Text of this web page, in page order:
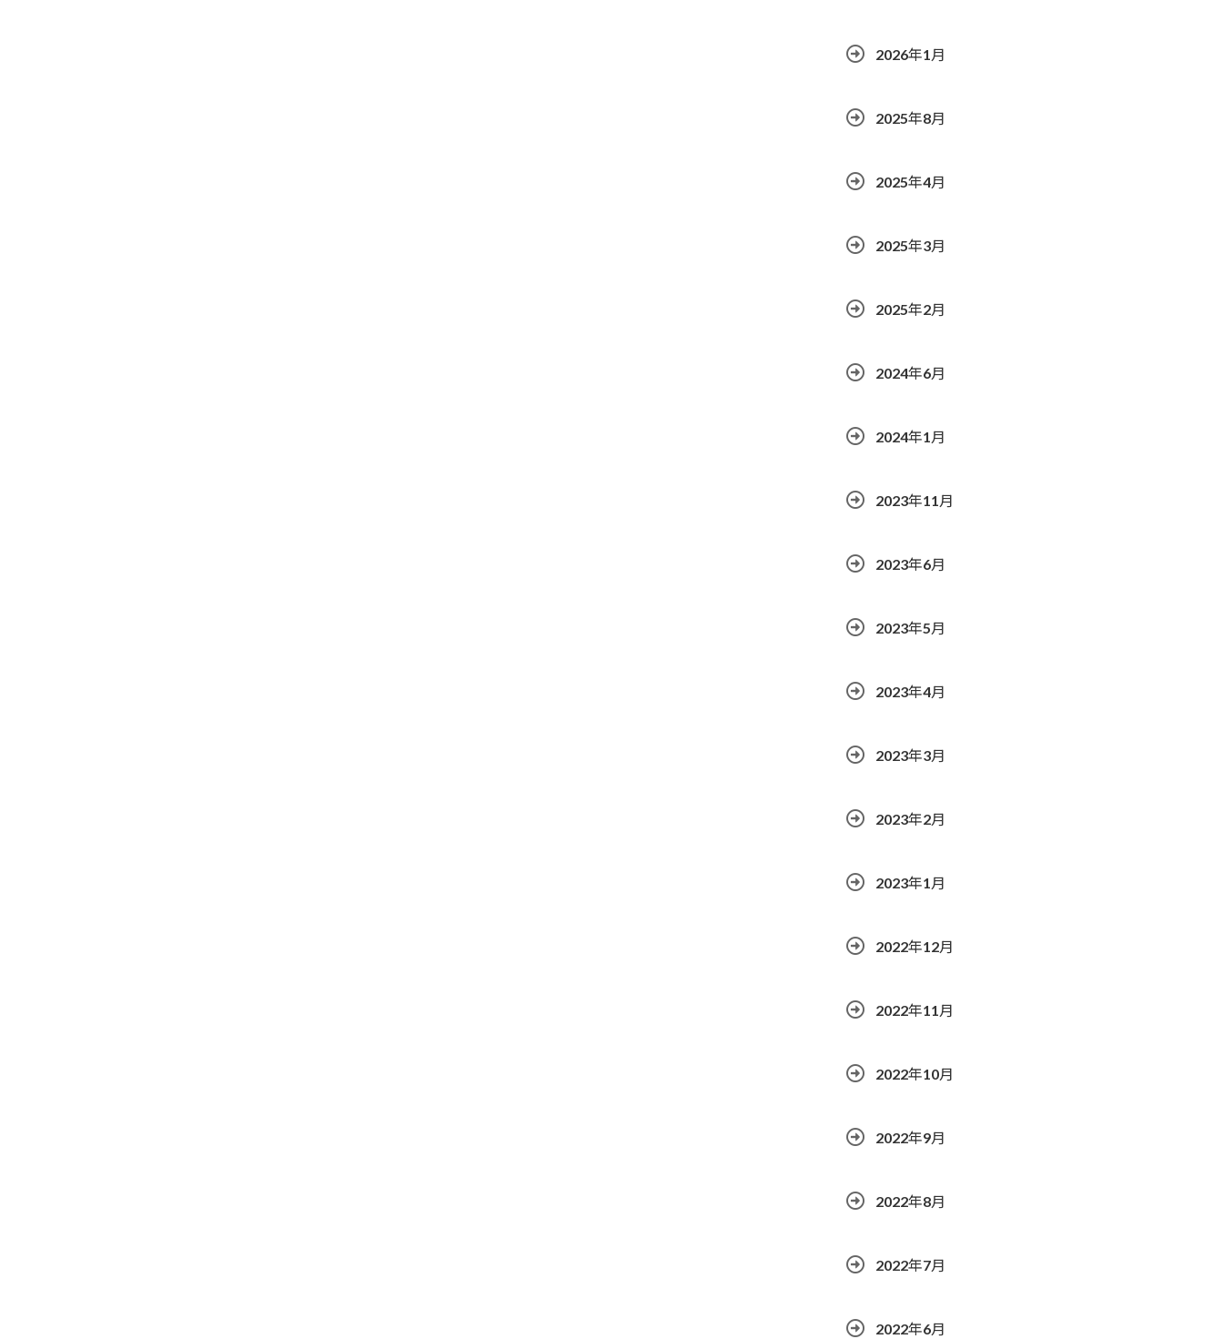
2026年1月
2025年8月
2025年4月
2025年3月
2025年2月
2024年6月
2024年1月
2023年11月
2023年6月
2023年5月
2023年4月
2023年3月
2023年2月
2023年1月
2022年12月
2022年11月
2022年10月
2022年9月
2022年8月
2022年7月
2022年6月